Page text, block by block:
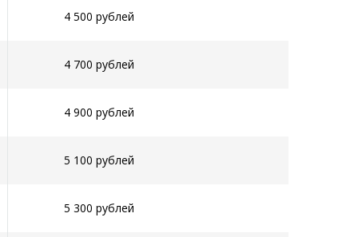
4 500 рублей
4 700 рублей
4 900 рублей
5 100 рублей
5 300 рублей